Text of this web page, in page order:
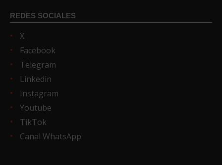
REDES SOCIALES
X
Facebook
Telegram
Linkedin
Instagram
Youtube
TikTok
Canal WhatsApp